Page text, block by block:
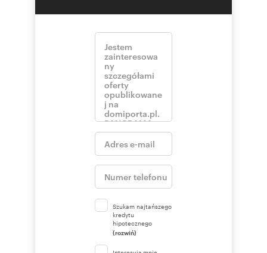
Szukam najtańszego
kredytu
hipotecznego
(rozwiń)